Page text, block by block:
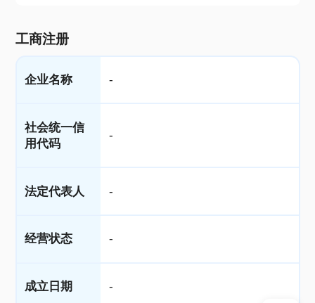
工商注册
企业名称 -
社会统一信
用代码
-
法定代表人 -
经营状态 -
成立日期 -